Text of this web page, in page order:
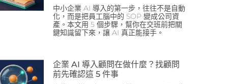
中小企業 AI 導入的第一步，往往不是自動
化，而是把員工腦中的 SOP 變成公司資
產。本文用 5 個步驟，幫你在交班前把關
鍵知識留下來，讓 AI 真正能接手。
企業 AI 導入顧問在做什麼？找顧問
前先確認這 5 件事